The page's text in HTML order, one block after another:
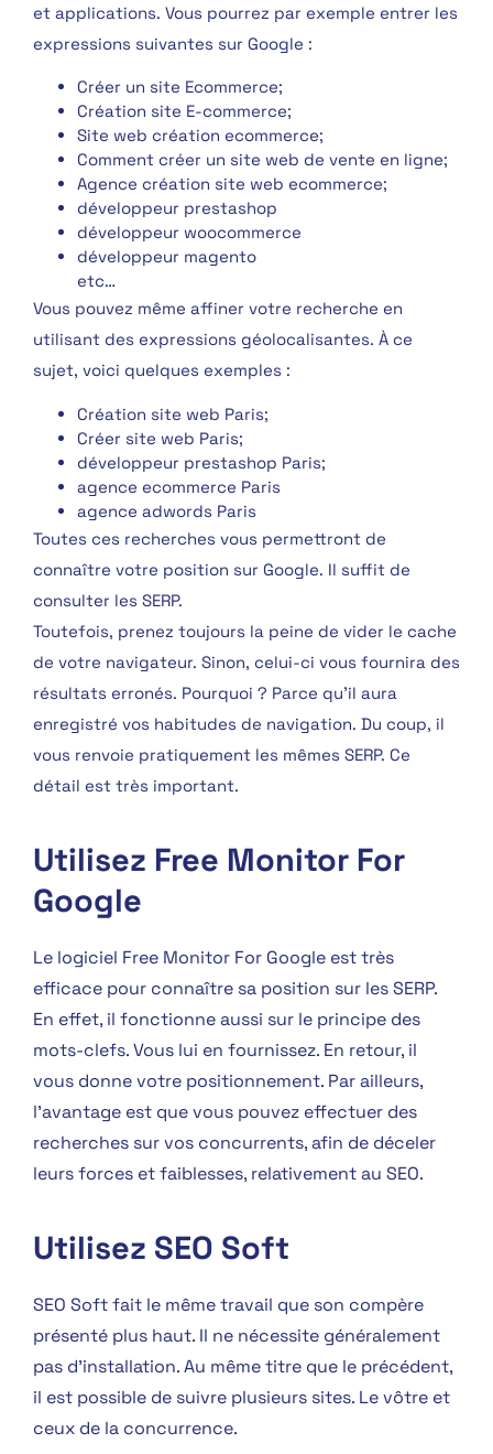
et applications. Vous pourrez par exemple entrer les
expressions suivantes sur Google :
Créer un site Ecommerce;
Création site E-commerce;
Site web création ecommerce;
Comment créer un site web de vente en ligne;
Agence création site web ecommerce;
développeur prestashop
développeur woocommerce
développeur magento
etc…
Vous pouvez même affiner votre recherche en
utilisant des expressions géolocalisantes. À ce
sujet, voici quelques exemples :
Création site web Paris;
Créer site web Paris;
développeur prestashop Paris;
agence ecommerce Paris
agence adwords Paris
Toutes ces recherches vous permettront de
connaître votre position sur Google. Il suffit de
consulter les SERP.
Toutefois, prenez toujours la peine de vider le cache
de votre navigateur. Sinon, celui-ci vous fournira des
résultats erronés. Pourquoi ? Parce qu’il aura
enregistré vos habitudes de navigation. Du coup, il
vous renvoie pratiquement les mêmes SERP. Ce
détail est très important.
Utilisez Free Monitor For
Google
Le logiciel Free Monitor For Google est très
efficace pour connaître sa position sur les SERP.
En effet, il fonctionne aussi sur le principe des
mots-clefs. Vous lui en fournissez. En retour, il
vous donne votre positionnement. Par ailleurs,
l’avantage est que vous pouvez effectuer des
recherches sur vos concurrents, afin de déceler
leurs forces et faiblesses, relativement au SEO.
Utilisez SEO Soft
SEO Soft fait le même travail que son compère
présenté plus haut. Il ne nécessite généralement
pas d’installation. Au même titre que le précédent,
il est possible de suivre plusieurs sites. Le vôtre et
ceux de la concurrence.